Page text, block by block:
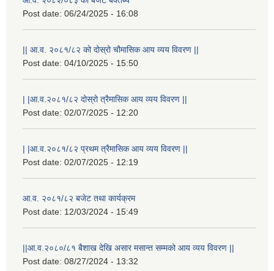
Post date: 06/24/2025 - 16:08
|| आ.व. २०८१/८२ को दोस्रो चौमासिक आय व्यय विवरण ||
Post date: 04/10/2025 - 15:50
| |आ.व.२०८१/८२ दोस्रो त्रैमासिक आय व्यय विवरण ||
Post date: 02/07/2025 - 12:20
| |आ.व.२०८१/८२ प्रथम त्रैमासिक आय व्यय विवरण ||
Post date: 02/07/2025 - 12:19
आ.व. २०८१/८२ बजेट तथा कार्यक्रम
Post date: 12/03/2024 - 15:49
||आ.व.२०८०/८१ बैशाख देखि असार मसान्त सम्मको आय व्यय विवरण ||
Post date: 08/27/2024 - 13:32